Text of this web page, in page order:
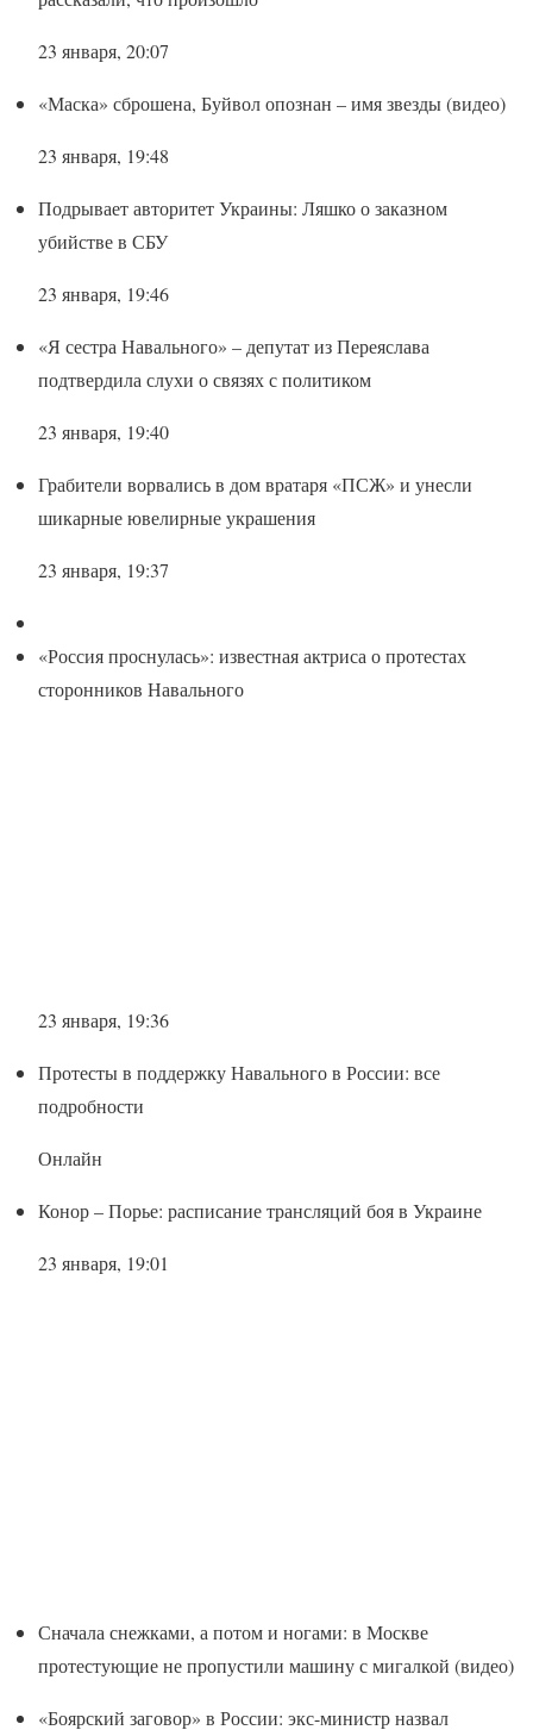
23 января, 20:07
«Маска» сброшена, Буйвол опознан – имя звезды (видео)
23 января, 19:48
Подрывает авторитет Украины: Ляшко о заказном
убийстве в СБУ
23 января, 19:46
«Я сестра Навального» – депутат из Переяслава
подтвердила слухи о связях с политиком
23 января, 19:40
Грабители ворвались в дом вратаря «ПСЖ» и унесли
шикарные ювелирные украшения
23 января, 19:37
«Россия проснулась»: известная актриса о протестах
сторонников Навального
23 января, 19:36
Протесты в поддержку Навального в России: все
подробности
Онлайн
Конор – Порье: расписание трансляций боя в Украине
23 января, 19:01
Сначала снежками, а потом и ногами: в Москве
протестующие не пропустили машину с мигалкой (видео)
«Боярский заговор» в России: экс-министр назвал